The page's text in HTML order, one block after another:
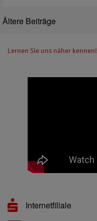
Ältere Beiträge
Lernen Sie uns näher kennen!
Internetfiliale